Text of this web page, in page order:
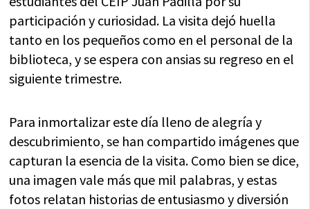
participación y curiosidad. La visita dejó huella
tanto en los pequeños como en el personal de la
biblioteca, y se espera con ansias su regreso en el
siguiente trimestre.
Para inmortalizar este día lleno de alegría y
descubrimiento, se han compartido imágenes que
capturan la esencia de la visita. Como bien se dice,
una imagen vale más que mil palabras, y estas
fotos relatan historias de entusiasmo y diversión